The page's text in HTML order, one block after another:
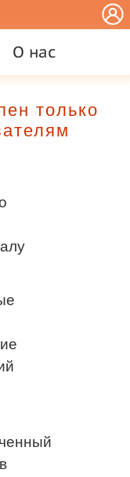
О нас
только